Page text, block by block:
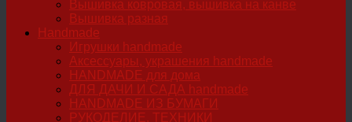
Вышивка ковровая, вышивка на канве
Вышивка разная
Handmade
Игрушки handmade
Аксессуары, украшения handmade
HANDMADE для дома
ДЛЯ ДАЧИ И САДА handmade
HANDMADE ИЗ БУМАГИ
РУКОДЕЛИЕ. ТЕХНИКИ